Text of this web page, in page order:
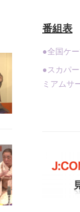
番組表
●全国ケ
●スカパ
ミアムサ